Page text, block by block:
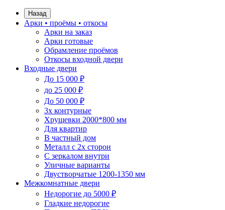
Назад
Арки • проёмы • откосы
Арки на заказ
Арки готовые
Обрамление проёмов
Откосы входной двери
Входные двери
До 15 000 ₽
до 25 000 ₽
До 50 000 ₽
3х контурные
Хрущевки 2000*800 мм
Для квартир
В частный дом
Металл с 2х сторон
С зеркалом внутри
Уличные варианты
Двустворчатые 1200-1350 мм
Межкомнатные двери
Недорогие до 5000 ₽
Гладкие недорогие